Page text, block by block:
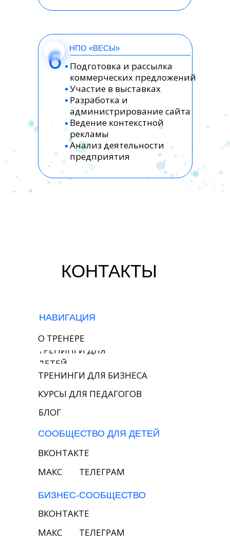
6 НПО «ВЕСЫ»
Подготовка и рассылка
коммерческих предложений
Участие в выставках
Разработка и
администрирование сайта
Ведение контекстной
рекламы
Анализ деятельности
предприятия
КОНТАКТЫ
ВКОНТАКТЕ
О ТРЕНЕРЕ
БЛОГ
ТРЕНИНГИ ДЛЯ БИЗНЕСА
КУРСЫ ДЛЯ ПЕДАГОГОВ
ТРЕНИНГИ ДЛЯ
ДЕТЕЙ
ТЕЛЕГРАМ
ТЕЛЕГРАМ
MAКС
MAКС
ВКОНТАКТЕ
СООБЩЕСТВО ДЛЯ ДЕТЕЙ
БИЗНЕС-СООБЩЕСТВО
НАВИГАЦИЯ